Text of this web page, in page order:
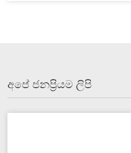
අපේ ජනප්‍රියම ලිපි